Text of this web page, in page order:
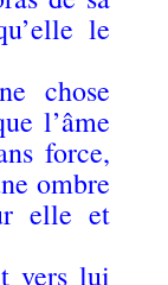
le
chose
l’âme
force,
ombre
elle et
vers lui